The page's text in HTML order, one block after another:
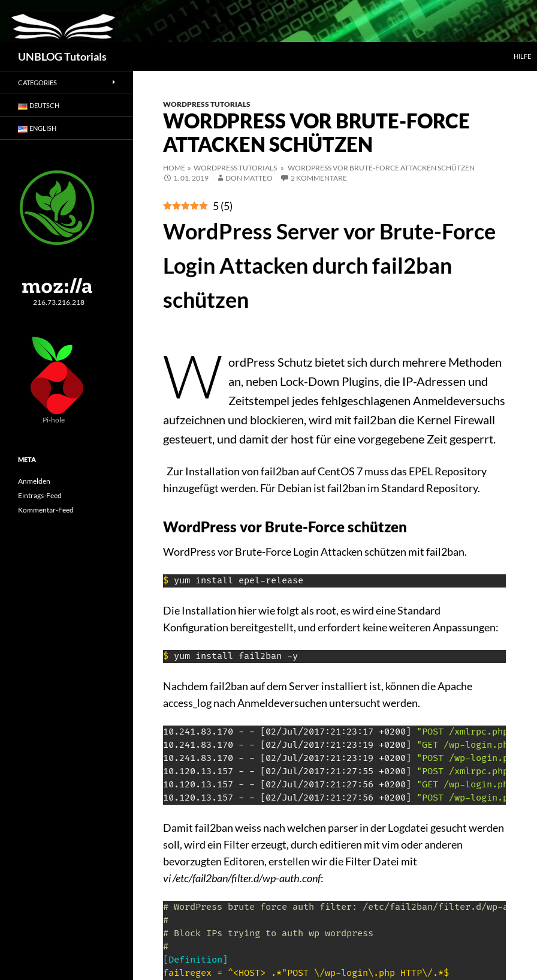
UNBLOG Tutorials
Suchen
HILFE
WORDPRESS TUTORIALS
WORDPRESS VOR BRUTE-FORCE
ATTACKEN SCHÜTZEN
HOME » WORDPRESS TUTORIALS » WORDPRESS VOR BRUTE-FORCE ATTACKEN SCHÜTZEN
1. 01. 2019
DON MATTEO 2 KOMMENTARE
5(5)
WordPress Server vor Brute-Force
Login Attacken durch fail2ban
schützen
W ordPress Schutz bietet sich durch mehrere Methoden
an, neben Lock-Down Plugins, die IP-Adressen und
Zeitstempel jedes fehlgeschlagenen Anmeldeversuchs
aufzeichnen und blockieren, wird mit fail2ban die Kernel Firewall
gesteuert, und damit der host für eine vorgegebene Zeit gesperrt.
Zur Installation von fail2ban auf CentOS 7 muss das EPEL Repository
hinzugefügt werden. Für Debian ist fail2ban im Standard Repository.
WordPress vor Brute-Force schützen
WordPress vor Brute-Force Login Attacken schützen mit fail2ban.
$ yum install epel-release
Die Installation hier wie folgt als root, es wird eine Standard
Konfiguration bereitgestellt, und erfordert keine weiteren Anpassungen:
$ yum install fail2ban -y
Nachdem fail2ban auf dem Server installiert ist, können die Apache
access_log nach Anmeldeversuchen untersucht werden.
10.241.83.170 - - [02/Jul/2017:21:23:17 +0200]
"POST /xmlrpc.php
10.241.83.170 - - [02/Jul/2017:21:23:19 +0200]
"GET /wp-login.php
10.241.83.170 - - [02/Jul/2017:21:23:19 +0200]
"POST /wp-login.php
10.120.13.157 - - [02/Jul/2017:21:27:55 +0200]
"POST /xmlrpc.php
10.120.13.157 - - [02/Jul/2017:21:27:56 +0200]
"GET /wp-login.php
10.120.13.157 - - [02/Jul/2017:21:27:56 +0200]
"POST /wp-login.php
Damit fail2ban weiss nach welchen parser in der Logdatei gesucht werden
soll, wird ein Filter erzeugt, durch editieren mit vim oder anderen
bevorzugten Editoren, erstellen wir die Filter Datei mit
vi /etc/fail2ban/filter.d/wp-auth.conf:
# WordPress brute force auth filter: /etc/fail2ban/filter.d/wp-
#
# Block IPs trying to auth wp wordpress
#
[Definition]
failregex = ^<HOST> .*"POST \/wp-login\.php HTTP\/.*$
CATEGORIES
DEUTSCH
ENGLISH
216.73.216.218
Pi-hole
META
Anmelden
Eintrags-Feed
Kommentar-Feed